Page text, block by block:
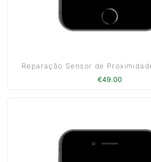
Reparação Sensor de
€49.00